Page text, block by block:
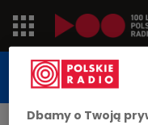
Jedynka
Dwójka
STUDIO REPORTAŻU
POLSKIEGO RADIA
Dbamy o Twoją